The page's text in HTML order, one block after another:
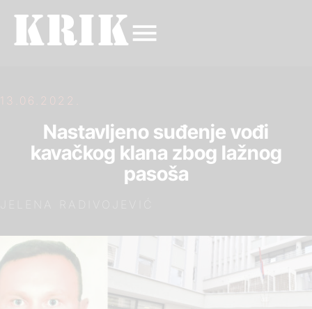
13.06.2022.
Nastavljeno suđenje vođi
kavačkog klana zbog lažnog
pasoša